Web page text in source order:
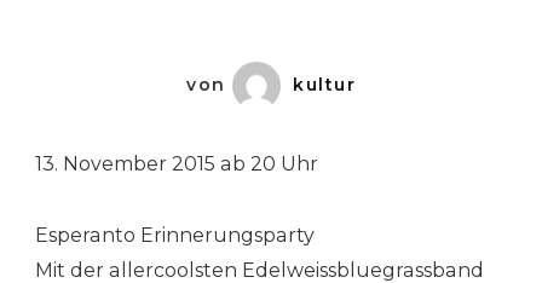
von kultur
13. November 2015 ab 20 Uhr
Esperanto Erinnerungsparty
Mit der allercoolsten Edelweissbluegrassband